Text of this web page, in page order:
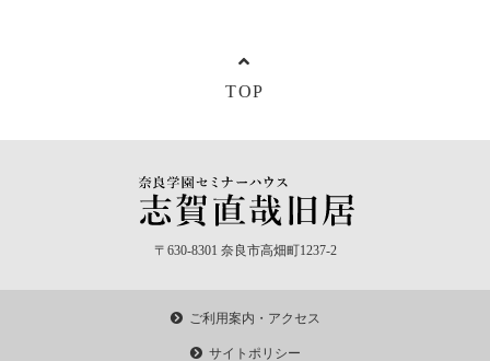
TOP
〒630-8301 奈良市高畑町1237-2
ご利用案内・アクセス
サイトポリシー